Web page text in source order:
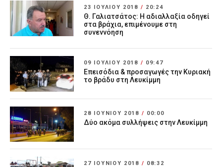
23 ΙΟΥΛΊΟΥ 2018 / 20:24
Θ. Γαλιατσάτος: Η αδιαλλαξία οδηγεί
στα βράχια, επιμένουμε στη
συνεννόηση
09 ΙΟΥΛΊΟΥ 2018 / 09:47
Επεισόδια & προσαγωγές την Κυριακή
το βράδυ στη Λευκίμμη
28 ΙΟΥΝΊΟΥ 2018 / 00:00
Δύο ακόμα συλλήψεις στην Λευκίμμη
27 ΙΟΥΝΊΟΥ 2018 / 08:32